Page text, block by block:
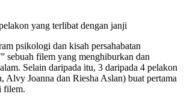
yang terlibat dengan janji
psikologi dan kisah persahabatan
sebuah filem yang menghiburkan dan
Selain daripada itu, 3 daripada 4 pelakon
Alvy Joanna dan Riesha Aslan) buat pertama
filem.